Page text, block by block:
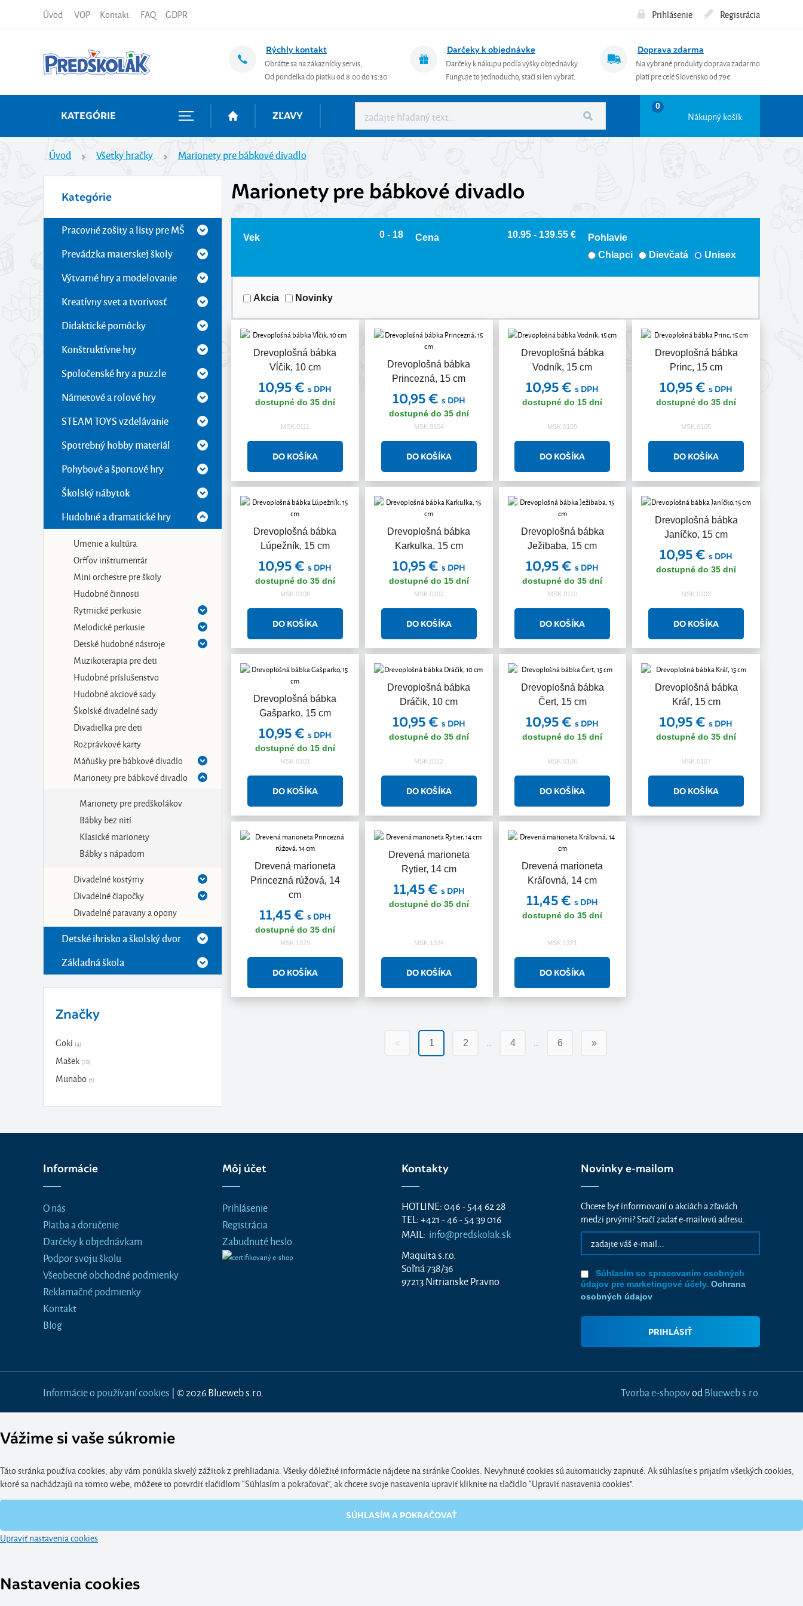
Úvod VOP Kontakt FAQ GDPR Prihlásenie Registrácia
Rýchly kontakt
Obráťte sa na zákaznícky servis,
Od pondelka do piatku od 8:00 do 15:30
Darčeky k objednávke
Darčeky k nákupu podľa výšky objednávky.
Funguje to jednoducho, stačí si len vybrať.
Doprava zdarma
Na vybrané produkty doprava zadarmo
platí pre celé Slovensko od 79€
KATEGÓRIE ZĽAVY
0
Nákupný košík
Úvod Všetky hračky Marionety pre bábkové divadlo
Kategórie
Pracovné zošity a listy pre MŠ
Prevádzka materskej školy
Výtvarné hry a modelovanie
Kreatívny svet a tvorivosť
Didaktické pomôcky
Konštruktívne hry
Spoločenské hry a puzzle
Námetové a rolové hry
STEAM TOYS vzdelávanie
Spotrebný hobby materiál
Pohybové a športové hry
Školský nábytok
Hudobné a dramatické hry
Umenie a kultúra
Orffov inštrumentár
Mini orchestre pre školy
Hudobné činnosti
Rytmické perkusie
Melodické perkusie
Detské hudobné nástroje
Muzikoterapia pre deti
Hudobné príslušenstvo
Hudobné akciové sady
Školské divadelné sady
Divadielka pre deti
Rozprávkové karty
Máňušky pre bábkové divadlo
Marionety pre bábkové divadlo
Marionety pre predškolákov
Bábky bez nití
Klasické marionety
Bábky s nápadom
Divadelné kostýmy
Divadelné čiapočky
Divadelné paravany a opony
Detské ihrisko a školský dvor
Základná škola
Značky
Goki (4)
Mašek (78)
Munabo (1)
Marionety pre bábkové divadlo
Vek 0 - 18 Cena 10.95 - 139.55 €
Pohlavie
Chlapci
Dievčatá Unisex
Akcia Novinky
Drevoplošná bábka
Vĺčik, 10 cm
10,95 € s DPH
dostupné do 35 dní
MSK.0111
Drevoplošná bábka
Princezná, 15 cm
10,95 € s DPH
dostupné do 35 dní
MSK.0104
Drevoplošná bábka
Vodník, 15 cm
10,95 €s DPH
dostupné do 15 dní
MSK.0109
Drevoplošná bábka
Princ, 15 cm
10,95 €s DPH
dostupné do 35 dní
MSK.0105
Drevoplošná bábka
Lúpežník, 15 cm
10,95 € s DPH
dostupné do 35 dní
MSK.0108
Drevoplošná bábka
Karkulka, 15 cm
10,95 € s DPH
dostupné do 15 dní
MSK.0102
Drevoplošná bábka
Ježibaba, 15 cm
10,95 €s DPH
dostupné do 35 dní
MSK.0110
Drevoplošná bábka
Janíčko, 15 cm
10,95 €s DPH
dostupné do 35 dní
MSK.0103
Drevoplošná bábka
Gašparko, 15 cm
10,95 € s DPH
dostupné do 15 dní
MSK.0101
Drevoplošná bábka
Dráčik, 10 cm
10,95 € s DPH
dostupné do 35 dní
MSK.0112
Drevoplošná bábka
Čert, 15 cm
10,95 €s DPH
dostupné do 15 dní
MSK.0106
Drevoplošná bábka
Kráľ, 15 cm
10,95 €s DPH
dostupné do 35 dní
MSK.0107
Drevená marioneta
Princezná rúžová, 14
cm
11,45 € s DPH
dostupné do 35 dní
MSK.1329
Drevená marioneta
Rytier, 14 cm
11,45 € s DPH
dostupné do 35 dní
MSK.1324
Drevená marioneta
Kráľovná, 14 cm
11,45 €s DPH
dostupné do 35 dní
MSK.1321
« 1 2 … 4 … 6 »
Informácie
O nás
Platba a doručenie
Darčeky k objednávkam
Podpor svoju školu
Všeobecné obchodné podmienky
Reklamačné podmienky
Kontakt
Blog
Môj účet
Prihlásenie
Registrácia
Zabudnuté heslo
Kontakty
HOTLINE: 046 - 544 62 28
TEL: +421 - 46 - 54 39 016
MAIL: info@predskolak.sk
Maquita s.r.o.
Soľná 738/36
97213 Nitrianske Pravno
Novinky e-mailom
Chcete byť informovaní o akciách a zľavách
medzi prvými? Stačí zadať e-mailovú adresu.
Súhlasím so spracovaním osobných
údajov pre marketingové účely. Ochrana
osobných údajov
Informácie o používaní cookies | © 2026 Blueweb s.r.o. Tvorba e-shopovodBlueweb s.r.o.
Vážime si vaše súkromie
Táto stránka používa cookies, aby vám ponúkla skvelý zážitok z prehliadania. Všetky dôležité informácie nájdete na stránke Cookies. Nevyhnuté cookies sú automaticky zapnuté. Ak súhlasíte s prijatím všetkých cookies,
ktoré sa nachádzajú na tomto webe, môžete to potvrdiť tlačidlom “Súhlasím a pokračovať", ak chcete svoje nastavenia upraviť kliknite na tlačidlo “Upraviť nastavenia cookies".
SÚHLASÍM A POKRAČOVAŤ
Upraviť nastavenia cookies
Nastavenia cookies